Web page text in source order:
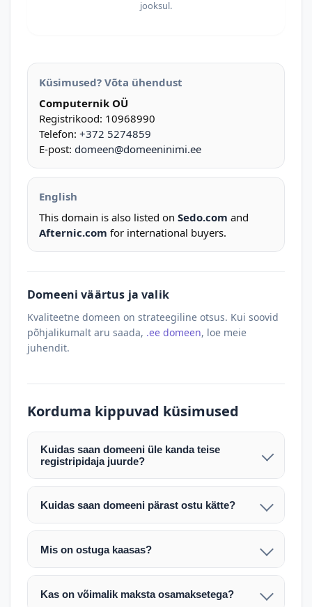
jooksul.
Küsimused? Võta ühendust
Computernik OÜ
Registrikood: 10968990
Telefon: +372 5274859
E-post: domeen@domeeninimi.ee
English
This domain is also listed on Sedo.com and
Afternic.com for international buyers.
Domeeni väärtus ja valik
Kvaliteetne domeen on strateegiline otsus. Kui soovid
põhjalikumalt aru saada, .ee domeen, loe meie
juhendit.
Korduma kippuvad küsimused
Kuidas saan domeeni üle kanda teise
registripidaja juurde?
Pärast makse laekumist edastame teile domeeni
AUTH (EPP) koodi. Selle abil saate domeeni üle
Domeeni ülekandmine toimub registripidajate
tööpäeva. Täpsemad juhised saadetakse teile e-
posti teel pärast tehingu kinnitamist.
Kuidas saan domeeni pärast ostu kätte?
Pärast ostu vormistamist väljastame arve.
Maksekinnituse järel edastame teile domeeni
enda valitud registripidaja juurde.
Mis on ostuga kaasas?
Ostuga kaasas on domeeninime omandiõigus.
Veebimajutust ja e-posti teenuseid tuleb tellida
Kas on võimalik maksta osamaksetega?